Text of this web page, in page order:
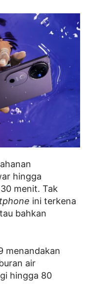
hingga
menit. Tak
ini terkena
bahkan
menandakan
air
hingga 80